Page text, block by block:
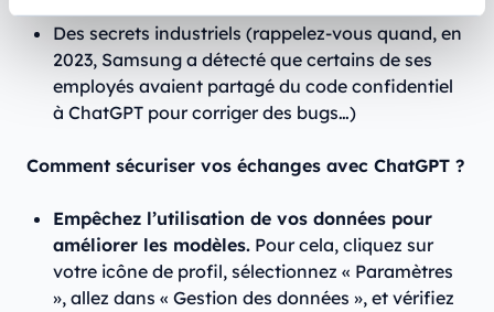
Des secrets industriels (rappelez-vous quand, en
2023, Samsung a détecté que certains de ses
employés avaient partagé du code confidentiel
à ChatGPT pour corriger des bugs…)
Comment sécuriser vos échanges avec ChatGPT ?
Empêchez l’utilisation de vos données pour
améliorer les modèles. Pour cela, cliquez sur
votre icône de profil, sélectionnez « Paramètres
», allez dans « Gestion des données », et vérifiez